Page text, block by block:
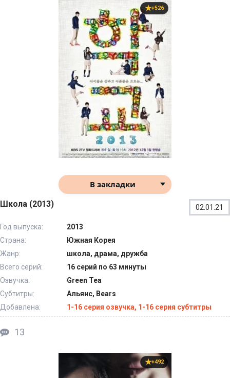
+526
В закладки
Школа (2013) 02.01.21
Год выпуска:
2013
Страна:
Южная Корея
Жанр:
школа, драма, дружба
Всего серий:
16 серий по 63 минуты
Озвучка:
Green Tea
Субтитры:
Альянс, Bears
Добавлена:
1-16 серия озвучка, 1-16 серия субтитры
13
+492